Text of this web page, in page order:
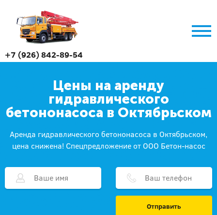
+7 (926) 842-89-54
Цены на аренду
гидравлического
бетононасоса в Октябрьском
Аренда гидравлического бетононасоса в Октябрьском,
цена снижена! Спецпредложение от ООО Бетон-насос
Отправить